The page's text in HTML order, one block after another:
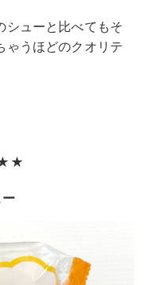
シューと比べてもそ
ゃうほどのクオリテ